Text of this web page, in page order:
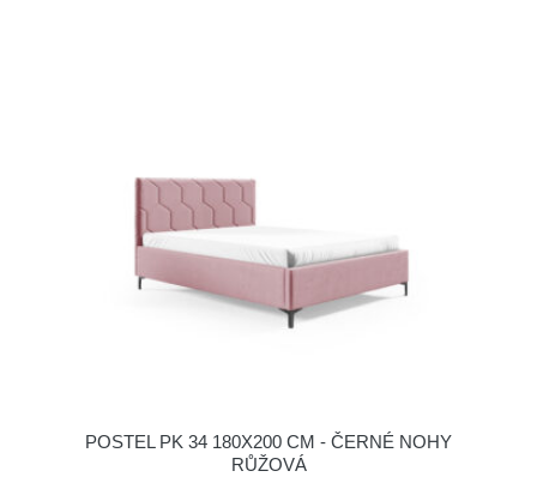
POSTEL PK 34 180X200 CM - ČERNÉ NOHY
RŮŽOVÁ